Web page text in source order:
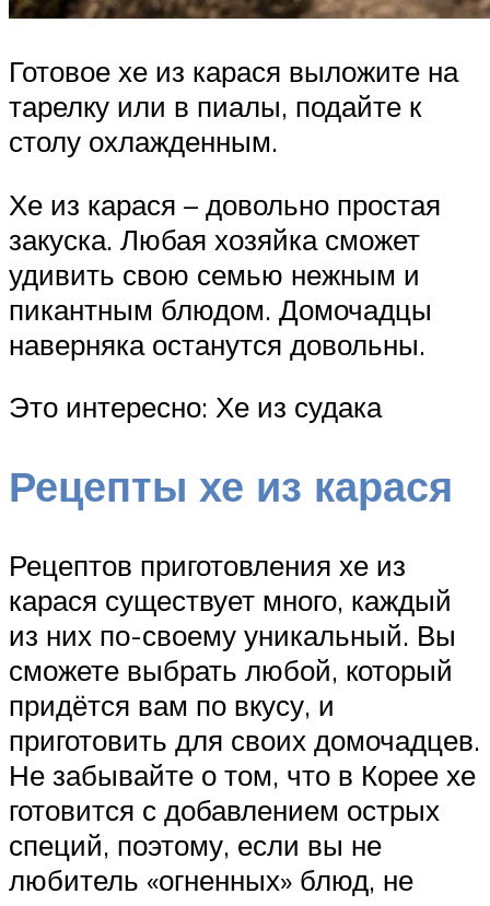
Готовое хе из карася выложите на
тарелку или в пиалы, подайте к
столу охлажденным.
Хе из карася – довольно простая
закуска. Любая хозяйка сможет
удивить свою семью нежным и
пикантным блюдом. Домочадцы
наверняка останутся довольны.
Это интересно: Хе из судака
Рецепты хе из карася
Рецептов приготовления хе из
карася существует много, каждый
из них по-своему уникальный. Вы
сможете выбрать любой, который
придётся вам по вкусу, и
приготовить для своих домочадцев.
Не забывайте о том, что в Корее хе
готовится с добавлением острых
специй, поэтому, если вы не
любитель «огненных» блюд, не